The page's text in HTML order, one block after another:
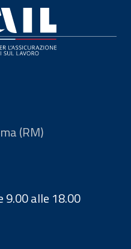
(RM)
9.00 alle 18.00